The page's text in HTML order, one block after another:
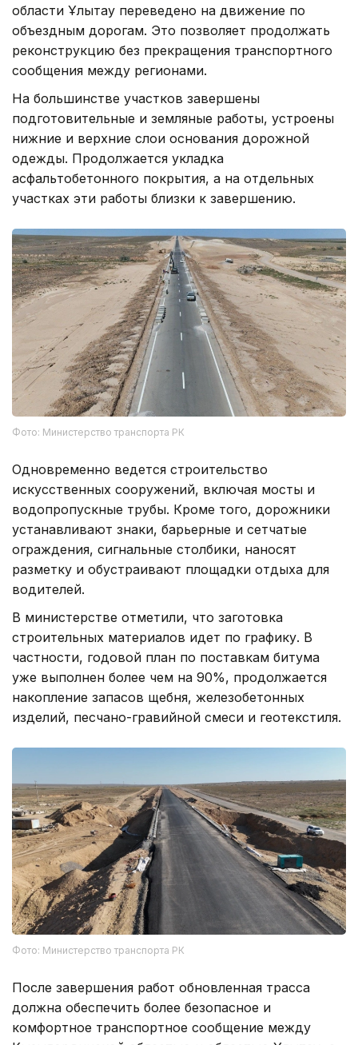
области Ұлытау переведено на движение по
объездным дорогам. Это позволяет продолжать
реконструкцию без прекращения транспортного
сообщения между регионами.
На большинстве участков завершены
подготовительные и земляные работы, устроены
нижние и верхние слои основания дорожной
одежды. Продолжается укладка
асфальтобетонного покрытия, а на отдельных
участках эти работы близки к завершению.
Фото: Министерство транспорта РК
Одновременно ведется строительство
искусственных сооружений, включая мосты и
водопропускные трубы. Кроме того, дорожники
устанавливают знаки, барьерные и сетчатые
ограждения, сигнальные столбики, наносят
разметку и обустраивают площадки отдыха для
водителей.
В министерстве отметили, что заготовка
строительных материалов идет по графику. В
частности, годовой план по поставкам битума
уже выполнен более чем на 90%, продолжается
накопление запасов щебня, железобетонных
изделий, песчано-гравийной смеси и геотекстиля.
Фото: Министерство транспорта РК
После завершения работ обновленная трасса
должна обеспечить более безопасное и
комфортное транспортное сообщение между